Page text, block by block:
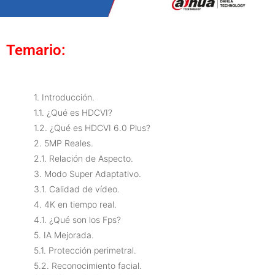
Temario:
1. Introducción.
1.1. ¿Qué es HDCVI?
1.2. ¿Qué es HDCVI 6.0 Plus?
2. 5MP Reales.
2.1. Relación de Aspecto.
3. Modo Super Adaptativo.
3.1. Calidad de vídeo.
4. 4K en tiempo real.
4.1. ¿Qué son los Fps?
5. IA Mejorada.
5.1. Protección perimetral.
5.2. Reconocimiento facial.